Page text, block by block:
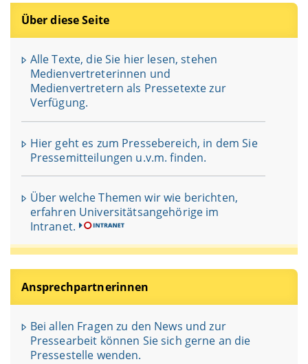
Über diese Seite
Alle Texte, die Sie hier lesen, stehen
Medienvertreterinnen und
Medienvertretern als Pressetexte zur
Verfügung.
Hier geht es zum Pressebereich, in dem Sie
Pressemitteilungen u.v.m. finden.
Über welche Themen wir wie berichten,
erfahren Universitätsangehörige im
Intranet.
Ansprechpartnerinnen
Bei allen Fragen zu den News und zur
Pressearbeit können Sie sich gerne an die
Pressestelle wenden.